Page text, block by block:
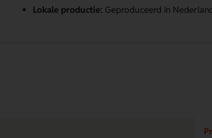
Lokale productie: Geproduceerd in